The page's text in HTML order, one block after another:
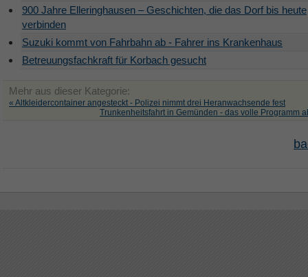
900 Jahre Elleringhausen – Geschichten, die das Dorf bis heute
verbinden
Suzuki kommt von Fahrbahn ab - Fahrer ins Krankenhaus
Betreuungsfachkraft für Korbach gesucht
Mehr aus dieser Kategorie:
« Altkleidercontainer angesteckt - Polizei nimmt drei Heranwachsende fest
Trunkenheitsfahrt in Gemünden - das volle Programm